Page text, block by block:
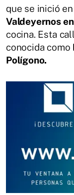
que se inició
Valdeyernos
cocina. Esta
conocida como
Polígono.